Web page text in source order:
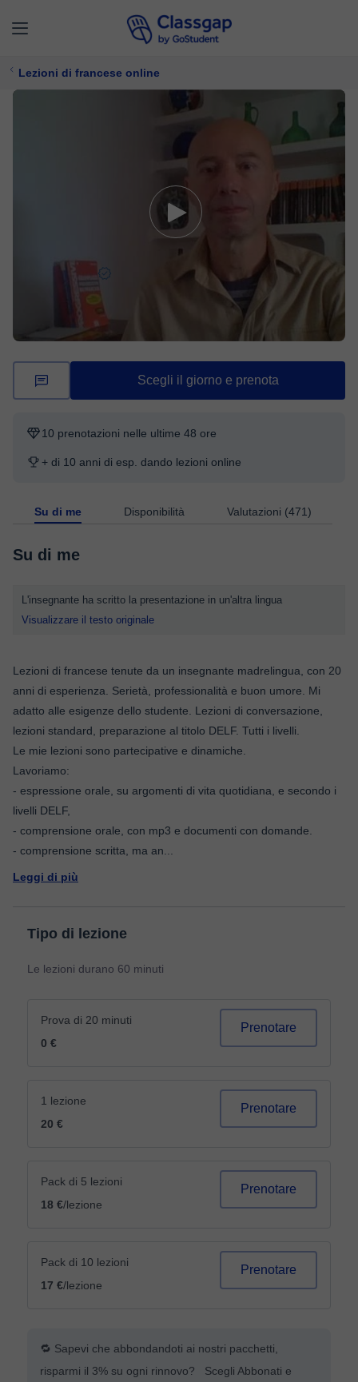
Lezioni di francese online
Christophe
2036 lezioni
Offre prova gratuita
Scegli il giorno e prenota
10 prenotazioni nelle ultime 48 ore
+ di 10 anni di esp. dando lezioni online
Su di me Disponibilità Valutazioni (471)
Su di me
L'insegnante ha scritto la presentazione in un'altra lingua
Visualizzare il testo originale
Lezioni di francese tenute da un insegnante madrelingua, con 20
anni di esperienza. Serietà, professionalità e buon umore. Mi
adatto alle esigenze dello studente. Lezioni di conversazione,
lezioni standard, preparazione al titolo DELF. Tutti i livelli.
Le mie lezioni sono partecipative e dinamiche.
Lavoriamo:
- espressione orale, su argomenti di vita quotidiana, e secondo i
livelli DELF,
- comprensione orale, con mp3 e documenti con domande.
- comprensione scritta, ma an
Leggi di più
Tipo di lezione
Le lezioni durano 60 minuti
Prova di 20 minuti
0 €
Prenotare
1 lezione
20 €
Prenotare
Pack di 5 lezioni
18 €/lezione
Prenotare
Pack di 10 lezioni
17 €/lezione
Prenotare
🔁 Sapevi che abbondandoti ai nostri pacchetti,
risparmi il 3% su ogni rinnovo? Scegli Abbonati e